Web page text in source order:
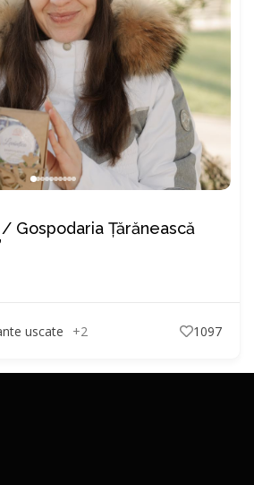
Gospodaria Ţărănească
uscate +2 1097